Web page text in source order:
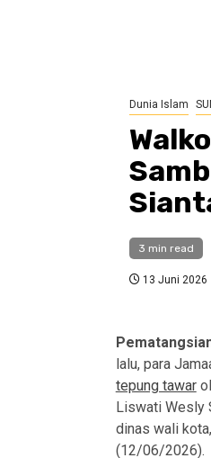
Dunia Islam
3 min read
13 Juni 2026
lalu, para
tepung tawar
Liswati Wesly
dinas wali
(12/06/2026).